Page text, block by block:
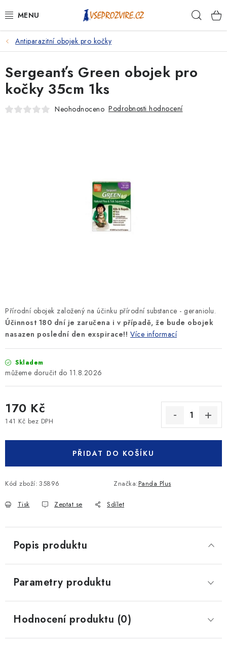
na
PSI
KOČKY
KONĚ
KRÁLÍCI/HLODAVCI/PTÁCI
Antiparazitní obojek pro kočky
Přírodní obojek založený na účinku přírodní substance - geraniolu.
Účinnost 180 dní je zaručena i v případě, že bude obojek
nasazen poslední den exspirace!! Více informací
Skladem
11.8.2026
170 Kč
141 Kč bez DPH
PŘIDAT DO KOŠÍKU
Kód zboží: 35896 Značka:Panda Plus
Tisk Zeptat se Sdílet
Sergeanťs Green obojek pro
kočky 35cm 1ks
Neohodnoceno Podrobnosti hodnocení
Popis produktu
Parametry produktu
Hodnocení produktu (0)